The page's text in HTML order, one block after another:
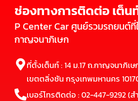
ช่องทางการติดต่อ เต็
P Center Car ศูนย์รวมรถยนต์
กาญจนาภิเษก
ที่ตั้งเต็นท์ : 14 ม.17 ถ.กาญจนาภิเ
เขตตลิ่งชัน กรุงเทพมหานคร
เบอร์โทรติดต่อ : 02-447-9292 (